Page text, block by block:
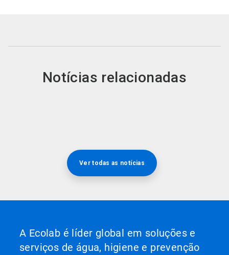
Notícias relacionadas
Ver todas as notícias
A Ecolab é líder global em soluções e
serviços de água, higiene e prevenção